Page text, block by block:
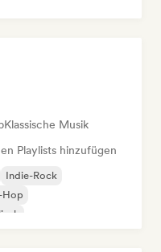
Klassische Musik
Playlists hinzufügen
Indie-Rock
Hop